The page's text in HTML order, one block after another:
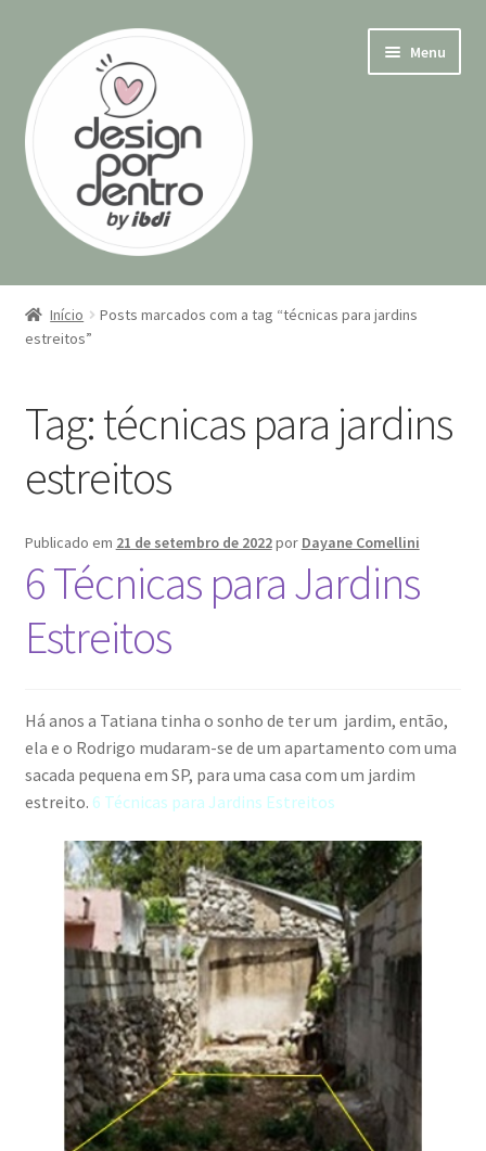
para
navegação
para
o
conteúdo
Menu
Início
Cursos
Minha conta
Área Afiliado
Termos e Condições
Início
Posts marcados com a tag “técnicas para jardins
estreitos”
Tag:técnicas para jardins
estreitos
Publicado em 21 de setembro de 2022por Dayane Comellini
6 Técnicas para Jardins
Estreitos
Há anos a Tatiana tinha o sonho de ter um jardim, então,
ela e o Rodrigo mudaram-se de um apartamento com uma
sacada pequena em SP, para uma casa com um jardim
estreito. 6 Técnicas para Jardins Estreitos